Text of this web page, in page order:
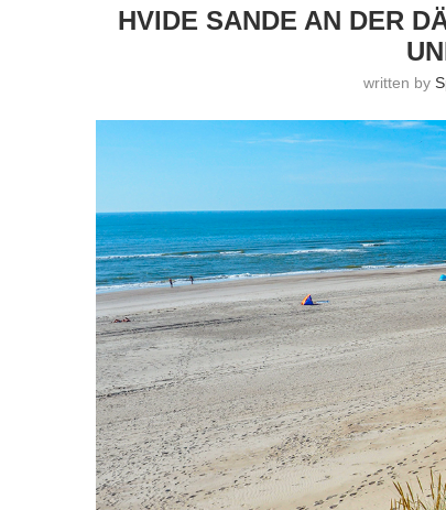
HVIDE SANDE AN DER
written by